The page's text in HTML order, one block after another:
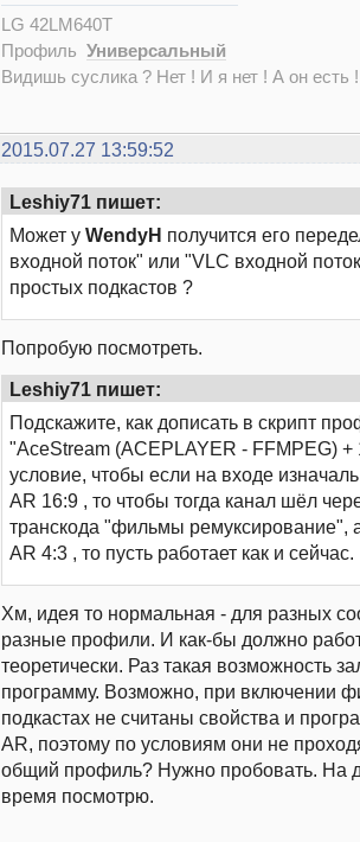
LG 42LM640T
Профиль Универсальный
Видишь суслика ? Нет ! И я нет ! А он есть
2015.07.27 13:59:52
Leshiy71 пишет:
Может у WendyH получится его
входной поток" или "VLC входной
простых подкастов ?
Попробую посмотреть.
Leshiy71 пишет:
Подскажите, как дописать в скрипт
"AceStream (ACEPLAYER - FFMPEG) +
условие, чтобы если на входе
AR 16:9 , то чтобы тогда канал шёл
транскода "фильмы ремуксирование",
AR 4:3 , то пусть работает как и сейчас.
Хм, идея то нормальная - для разных
разные профили. И как-бы должно
теоретически. Раз такая возможность
программу. Возможно, при включении
подкастах не считаны свойства и
AR, поэтому по условиям они не
общий профиль? Нужно пробовать. На
время посмотрю.